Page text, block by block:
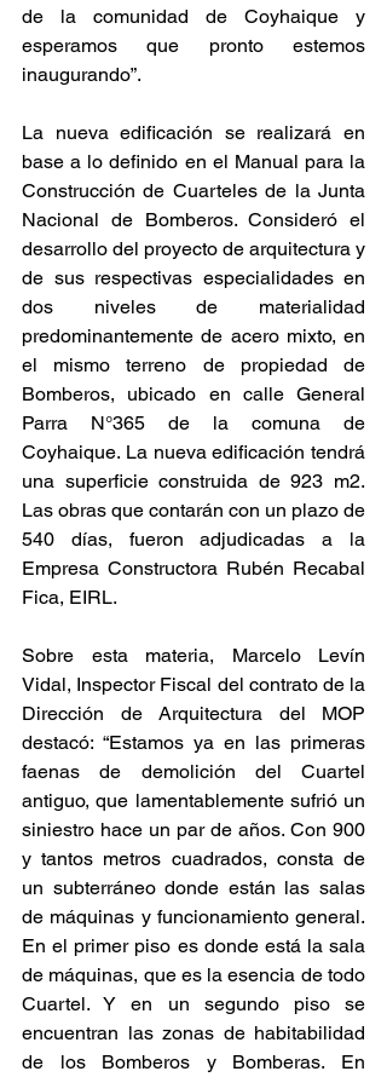
de la comunidad de Coyhaique y
esperamos que pronto estemos
inaugurando”.
La nueva edificación se realizará en
base a lo definido en el Manual para la
Construcción de Cuarteles de la Junta
Nacional de Bomberos. Consideró el
desarrollo del proyecto de arquitectura y
de sus respectivas especialidades en
dos niveles de materialidad
predominantemente de acero mixto, en
el mismo terreno de propiedad de
Bomberos, ubicado en calle General
Parra N°365 de la comuna de
Coyhaique. La nueva edificación tendrá
una superficie construida de 923 m2.
Las obras que contarán con un plazo de
540 días, fueron adjudicadas a la
Empresa Constructora Rubén Recabal
Fica, EIRL.
Sobre esta materia, Marcelo Levín
Vidal, Inspector Fiscal del contrato de la
Dirección de Arquitectura del MOP
destacó: “Estamos ya en las primeras
faenas de demolición del Cuartel
antiguo, que lamentablemente sufrió un
siniestro hace un par de años. Con 900
y tantos metros cuadrados, consta de
un subterráneo donde están las salas
de máquinas y funcionamiento general.
En el primer piso es donde está la sala
de máquinas, que es la esencia de todo
Cuartel. Y en un segundo piso se
encuentran las zonas de habitabilidad
de los Bomberos y Bomberas. En